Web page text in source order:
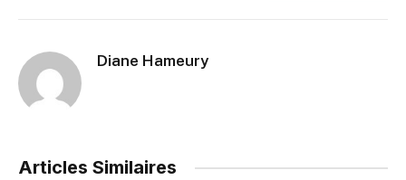
Diane Hameury
Articles Similaires